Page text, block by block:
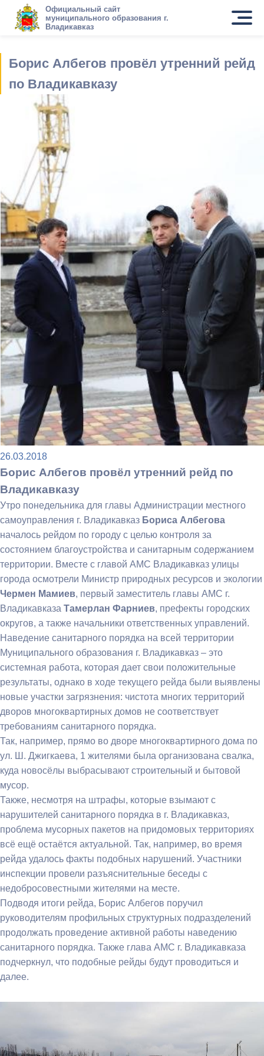
Официальный сайт
муниципального образования г.
Владикавказ
Борис Албегов провёл утренний рейд
по Владикавказу
26.03.2018
Борис Албегов провёл утренний рейд по
Владикавказу
Утро понедельника для главы Администрации местного
самоуправления г. Владикавказ Бориса Албегова
началось рейдом по городу с целью контроля за
состоянием благоустройства и санитарным содержанием
территории. Вместе с главой АМС Владикавказ улицы
города осмотрели Министр природных ресурсов и экологии
Чермен Мамиев, первый заместитель главы АМС г.
Владикавказа Тамерлан Фарниев, префекты городских
округов, а также начальники ответственных управлений.
Наведение санитарного порядка на всей территории
Муниципального образования г. Владикавказ – это
системная работа, которая дает свои положительные
результаты, однако в ходе текущего рейда были выявлены
новые участки загрязнения: чистота многих территорий
дворов многоквартирных домов не соответствует
требованиям санитарного порядка.
Так, например, прямо во дворе многоквартирного дома по
ул. Ш. Джигкаева, 1 жителями была организована свалка,
куда новосёлы выбрасывают строительный и бытовой
мусор.
Также, несмотря на штрафы, которые взымают с
нарушителей санитарного порядка в г. Владикавказ,
проблема мусорных пакетов на придомовых территориях
всё ещё остаётся актуальной. Так, например, во время
рейда удалось факты подобных нарушений. Участники
инспекции провели разъяснительные беседы с
недобросовестными жителями на месте.
Подводя итоги рейда, Борис Албегов поручил
руководителям профильных структурных подразделений
продолжать проведение активной работы наведению
санитарного порядка. Также глава АМС г. Владикавказа
подчеркнул, что подобные рейды будут проводиться и
далее.